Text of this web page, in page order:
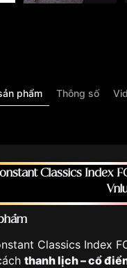
phẩm Thông số
Classics Index
Classics Index
thanh lịch – cổ